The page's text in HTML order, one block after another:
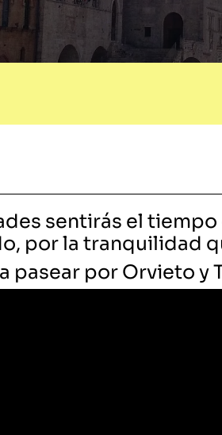
sentirás el
por la tranquilidad
pasear por Orvieto y